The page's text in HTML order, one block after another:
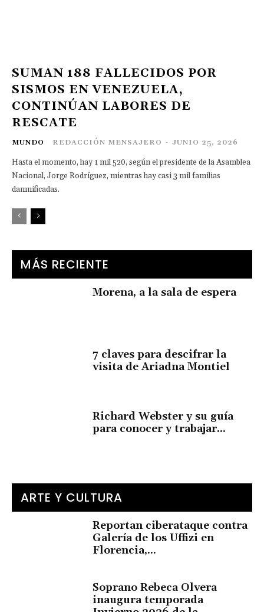
SUMAN 188 FALLECIDOS POR
SISMOS EN VENEZUELA,
CONTINÚAN LABORES DE
RESCATE
MUNDO REDACCIÓN MENSAJERO - JUNIO 25, 2026
Hasta el momento, hay 1 mil 520, según el presidente de la Asamblea
Nacional, Jorge Rodríguez, mientras hay casi 3 mil familias
damnificadas.
MÁS RECIENTE
Morena, a la sala de espera
7 claves para descifrar la
visita de Ariadna Montiel
Richard Webster y su guía
para conocer y trabajar...
ARTE Y CULTURA
Reportan ciberataque contra
Galería de los Uffizi en
Florencia,...
Soprano Rebeca Olvera
inaugura temporada